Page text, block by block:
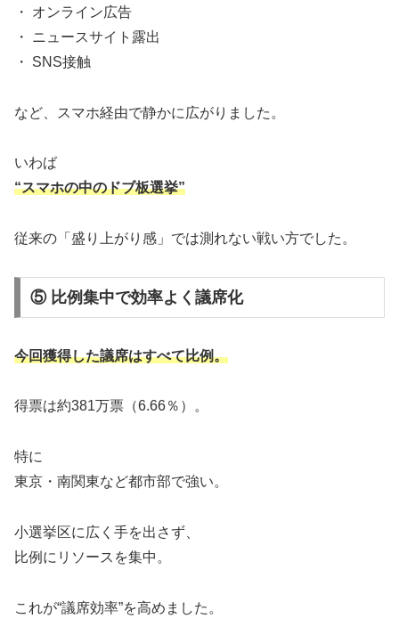
・ オンライン広告
・ ニュースサイト露出
・ SNS接触
など、スマホ経由で静かに広がりました。
いわば
“スマホの中のドブ板選挙”
従来の「盛り上がり感」では測れない戦い方でした。
⑤ 比例集中で効率よく議席化
今回獲得した議席はすべて比例。
得票は約381万票（6.66％）。
特に
東京・南関東など都市部で強い。
小選挙区に広く手を出さず、
比例にリソースを集中。
これが“議席効率”を高めました。